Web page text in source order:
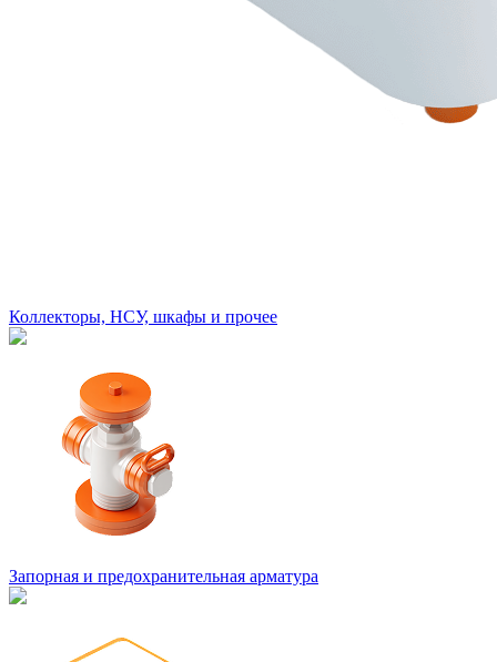
Коллекторы, НСУ, шкафы и прочее
Запорная и предохранительная арматура